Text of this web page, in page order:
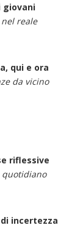
giovani
reale
qui e ora
da vicino
riflessive
quotidiano
incertezza